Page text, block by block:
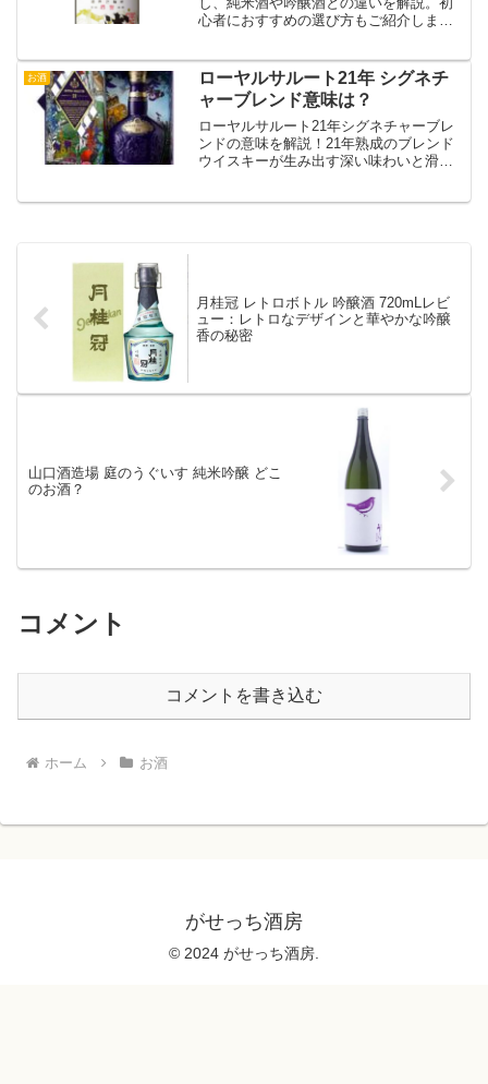
心者におすすめの選び方もご紹介しま
お酒
ローヤルサルート21年 シグネチ
ャーブレンド意味は？
ローヤルサルート21年シグネチャーブレ
ンドの意味を解説！21年熟成のブレンド
ウイスキーが生み出す深い味わいと滑ら
月桂冠 レトロボトル 吟醸酒 720mLレビ
ュー：レトロなデザインと華やかな吟醸
香の秘密
山口酒造場 庭のうぐいす 純米吟醸 どこ
のお酒？
コメント
コメントを書き込む
ホーム お酒
がせっち酒房
© 2024 がせっち酒房.